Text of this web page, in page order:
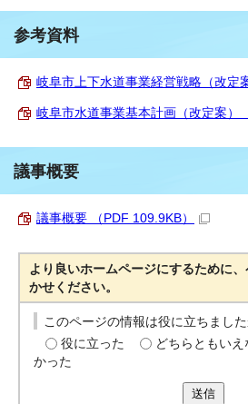
参考資料
岐阜市上下水道事業経営戦略（改定
岐阜市水道事業基本計画（改定案）
議事概要
議事概要 （PDF 109.9KB）
より良いホームページにするために
かせください。
このページの情報は役に立ちました
役に立った
どちらともいえ
かった
送信